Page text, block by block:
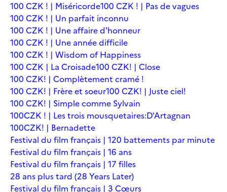
100 CZK ! | Miséricorde100 CZK ! | Pas de vagues
100 CZK ! | Un parfait inconnu
100 CZK ! | Une affaire d'honneur
100 CZK ! | Une année difficile
100 CZK ! | Wisdom of Happiness
100 CZK | La Croisade100 CZK! | Close
100 CZK! | Complètement cramé !
100 CZK! | Frère et soeur100 CZK! | Juste ciel!
100 CZK! | Simple comme Sylvain
100CZK ! | Les trois mousquetaires:D'Artagnan
100CZK! | Bernadette
Festival du film français | 120 battements par minute
Festival du film français | 16 ans
Festival du film français | 17 filles
28 ans plus tard (28 Years Later)
Festival du film français | 3 Cœurs